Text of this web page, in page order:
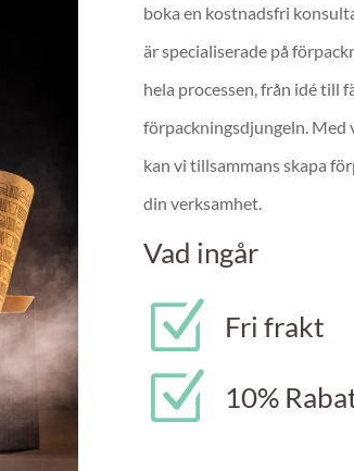
boka en kostnadsfri
är specialiserade på
hela processen, från idé till
förpackningsdjungeln.
kan vi tillsammans skapa
din verksamhet.
Vad ingår
Z Fri frakt
Z 10%